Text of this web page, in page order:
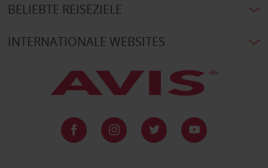
BELIEBTE REISEZIELE
INTERNATIONALE WEBSITES